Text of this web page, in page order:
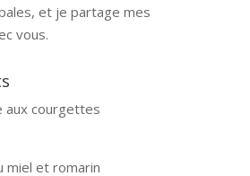
et je partage mes
vous.
aux courgettes
miel et romarin